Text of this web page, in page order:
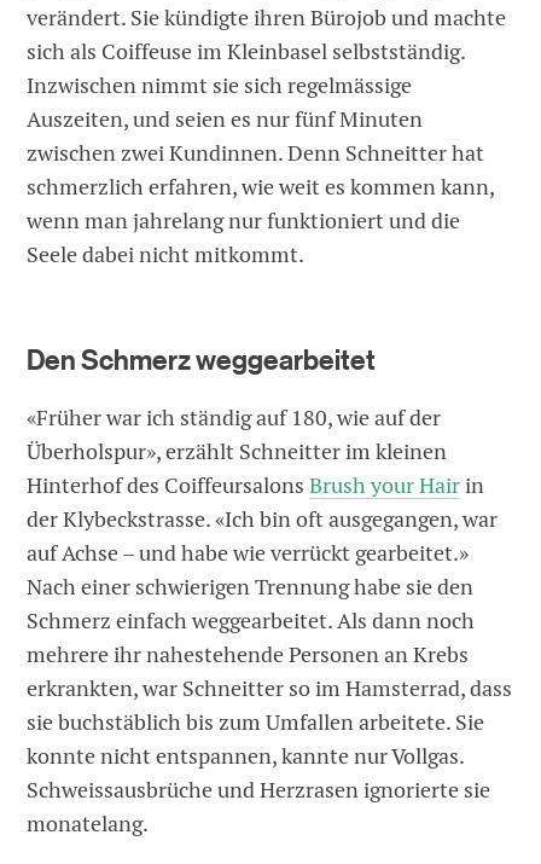
verändert. Sie kündigte ihren Bürojob und machte
sich als Coiffeuse im Kleinbasel selbstständig.
Inzwischen nimmt sie sich regelmässige
Auszeiten, und seien es nur fünf Minuten
zwischen zwei Kundinnen. Denn Schneitter hat
schmerzlich erfahren, wie weit es kommen kann,
wenn man jahrelang nur funktioniert und die
Seele dabei nicht mitkommt.
Den Schmerz weggearbeitet
«Früher war ich ständig auf 180, wie auf der
Überholspur», erzählt Schneitter im kleinen
Hinterhof des CoiffeursalonsBrush your Hairin
der Klybeckstrasse. «Ich bin oft ausgegangen, war
auf Achse – und habe wie verrückt gearbeitet.»
Nach einer schwierigen Trennung habe sie den
Schmerz einfach weggearbeitet. Als dann noch
mehrere ihr nahestehende Personen an Krebs
erkrankten, war Schneitter so im Hamsterrad, dass
sie buchstäblich bis zum Umfallen arbeitete. Sie
konnte nicht entspannen, kannte nur Vollgas.
Schweissausbrüche und Herzrasen ignorierte sie
monatelang.